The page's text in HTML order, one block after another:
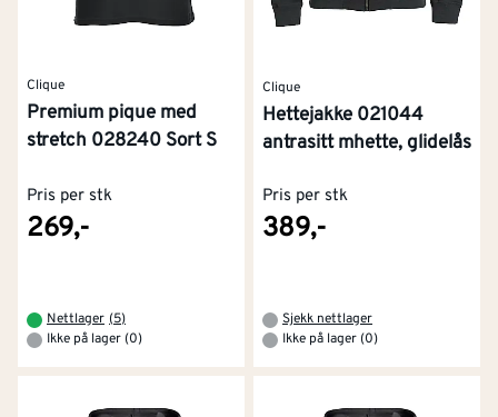
Clique
Premium pique med
stretch 028240 Sort S
Pris per stk
269,-
Nettlager (5)
Ikke på lager (0)
Clique
Hettejakke 021044
antrasitt mhette, glidelås
Pris per stk
389,-
Sjekk nettlager
Ikke på lager (0)